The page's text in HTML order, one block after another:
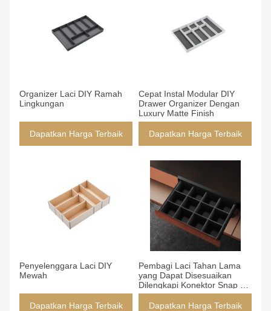
Organizer Laci DIY Ramah
Lingkungan
Dapatkan Harga Terbaik
Cepat Instal Modular DIY
Drawer Organizer Dengan
Luxury Matte Finish
Dapatkan Harga Terbaik
Penyelenggara Laci DIY
Mewah
Dapatkan Harga Terbaik
Pembagi Laci Tahan Lama
yang Dapat Disesuaikan
Dilengkapi Konektor Snap Fit
Pemasangan Cepat
Sempurna untuk Organisasi
Dapatkan Harga Terbaik